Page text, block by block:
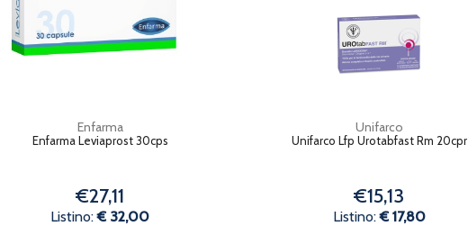
Enfarma
Enfarma Leviaprost 30cps
€27,11
Listino:€ 32,00
Unifarco
Unifarco Lfp Urotabfast Rm 20cpr
€15,13
Listino:€ 17,80